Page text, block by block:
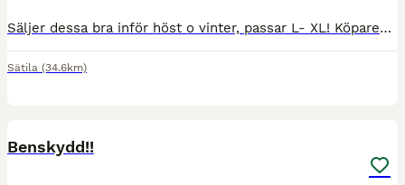
Säljer dessa bra inför höst o vinter, passar L- XL! Köparen står för frakt eller om man vill komma o hämta dom!
Sätila (34.6km)
Benskydd!!